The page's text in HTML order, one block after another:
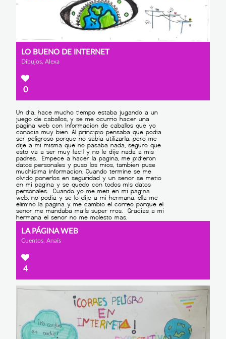
LO BUENO DE INTERNET
Dibujos, Alexa
0
LA PÁGINA WEB
Cuentos, Anaís
4